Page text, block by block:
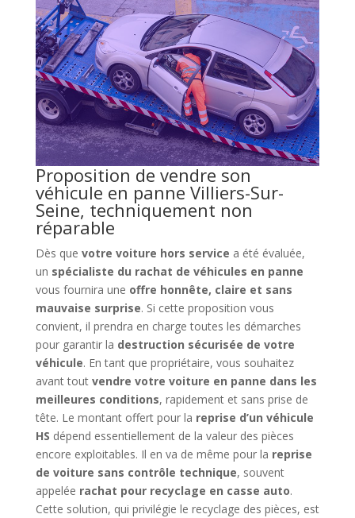
Proposition de vendre son
véhicule en panne Villiers-Sur-
Seine, techniquement non
réparable
Dès que votre voiture hors service a été évaluée,
un spécialiste du rachat de véhicules en panne
vous fournira une offre honnête, claire et sans
mauvaise surprise. Si cette proposition vous
convient, il prendra en charge toutes les démarches
pour garantir la destruction sécurisée de votre
véhicule. En tant que propriétaire, vous souhaitez
avant tout vendre votre voiture en panne dans les
meilleures conditions, rapidement et sans prise de
tête. Le montant offert pour la reprise d’un véhicule
HS dépend essentiellement de la valeur des pièces
encore exploitables. Il en va de même pour la reprise
de voiture sans contrôle technique, souvent
appelée rachat pour recyclage en casse auto.
Cette solution, qui privilégie le recyclage des pièces, est